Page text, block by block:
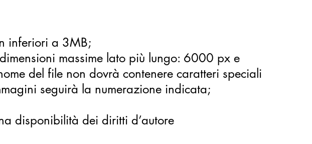
inferiori a 3MB;
massime lato più lungo: 6000 px e
del file non dovrà contenere caratteri speciali
seguirà la numerazione indicata;
disponibilità dei diritti d’autore